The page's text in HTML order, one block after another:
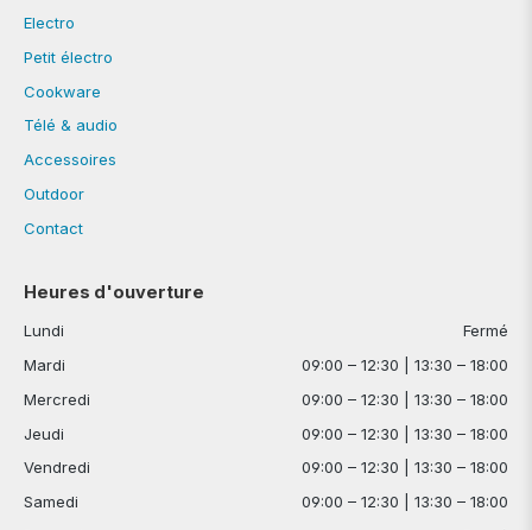
Electro
Petit électro
Cookware
Télé & audio
Accessoires
Outdoor
Contact
Heures d'ouverture
Lundi
Fermé
Mardi
09:00 – 12:30 | 13:30 – 18:00
Mercredi
09:00 – 12:30 | 13:30 – 18:00
Jeudi
09:00 – 12:30 | 13:30 – 18:00
Vendredi
09:00 – 12:30 | 13:30 – 18:00
Samedi
09:00 – 12:30 | 13:30 – 18:00